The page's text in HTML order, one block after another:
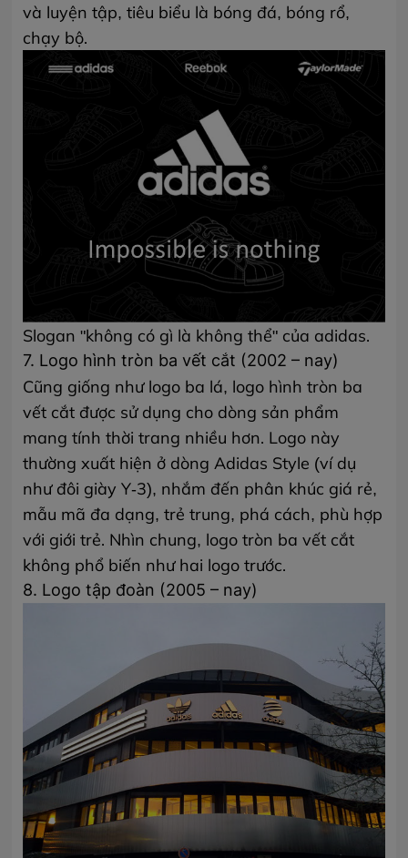
và luyện tập, tiêu biểu là bóng đá, bóng rổ,
chạy bộ.
Slogan "không có gì là không thể" của adidas.
7. Logo hình tròn ba vết cắt (2002 – nay)
Cũng giống như logo ba lá, logo hình tròn ba
vết cắt được sử dụng cho dòng sản phẩm
mang tính thời trang nhiều hơn. Logo này
thường xuất hiện ở dòng Adidas Style (ví dụ
như đôi giày Y-3), nhắm đến phân khúc giá rẻ,
mẫu mã đa dạng, trẻ trung, phá cách, phù hợp
với giới trẻ. Nhìn chung, logo tròn ba vết cắt
không phổ biến như hai logo trước.
8. Logo tập đoàn (2005 – nay)